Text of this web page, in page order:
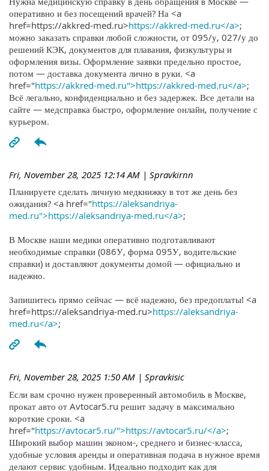
оперативно и без посещений врачей? На <a
href=https://akkred-med.ru>https://akkred-med.ru</a>;
можно заказать справки любой сложности, от 095/у, 027/у до
решений КЭК, документов для плавания, физкультуры и
оформления визы. Оформление заявки предельно простое,
потом — доставка документа лично в руки. <a
href="https://akkred-med.ru">https://akkred-med.ru</a>;
Всё легально, конфиденциально и без задержек. Все детали на
сайте — медсправка быстро, оформление онлайн, получение с
курьером.
Fri, November 28, 2025 12:14 AM | Spravkirnn
Планируете сделать личную медкнижку в тот же день без
ожидания? <a href="https://aleksandriya-
med.ru">https://aleksandriya-med.ru</a>;
В Москве наши медики оперативно подготавливают
необходимые справки (086У, форма 095У, водительские
справки) и доставляют документы домой — официально и
надежно.
Запишитесь прямо сейчас — всё надежно, без предоплаты! <a
href=https://aleksandriya-med.ru>https://aleksandriya-
med.ru</a>;
Fri, November 28, 2025 1:50 AM | Spravkisic
Если вам срочно нужен проверенный автомобиль в Москве,
прокат авто от Avtocar5.ru решит задачу в максимально
короткие сроки. <a
href="https://avtocar5.ru/">https://avtocar5.ru/</a>;
Широкий выбор машин эконом-, среднего и бизнес-класса,
удобные условия аренды и оперативная подача в нужное время
делают сервис удобным. Идеально подходит как для